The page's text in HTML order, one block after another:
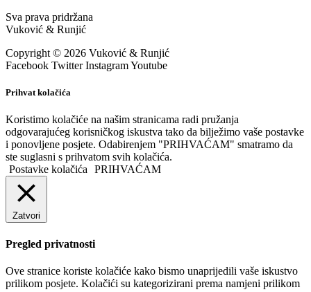
Sva prava pridržana
Vuković & Runjić
Copyright © 2026 Vuković & Runjić
Facebook Twitter InstagramYoutube
Prihvat kolačića
Koristimo kolačiće na našim stranicama radi pružanja
odgovarajućeg korisničkog iskustva tako da bilježimo vaše postavke
i ponovljene posjete. Odabirenjem "PRIHVAĆAM" smatramo da
ste suglasni s prihvatom svih kolačića.
Postavke kolačića
PRIHVAĆAM
Zatvori
Pregled privatnosti
Ove stranice koriste kolačiće kako bismo unaprijedili vaše iskustvo
prilikom posjete. Kolačići su kategorizirani prema namjeni prilikom